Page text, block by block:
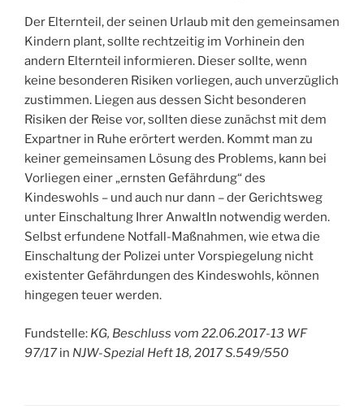
Der Elternteil, der seinen Urlaub mit den gemeinsamen
Kindern plant, sollte rechtzeitig im Vorhinein den
andern Elternteil informieren. Dieser sollte, wenn
keine besonderen Risiken vorliegen, auch unverzüglich
zustimmen. Liegen aus dessen Sicht besonderen
Risiken der Reise vor, sollten diese zunächst mit dem
Expartner in Ruhe erörtert werden. Kommt man zu
keiner gemeinsamen Lösung des Problems, kann bei
Vorliegen einer „ernsten Gefährdung“ des
Kindeswohls – und auch nur dann – der Gerichtsweg
unter Einschaltung Ihrer AnwaltIn notwendig werden.
Selbst erfundene Notfall-Maßnahmen, wie etwa die
Einschaltung der Polizei unter Vorspiegelung nicht
existenter Gefährdungen des Kindeswohls, können
hingegen teuer werden.
Fundstelle: KG, Beschluss vom 22.06.2017-13 WF
97/17in NJW-Spezial Heft 18, 2017 S.549/550